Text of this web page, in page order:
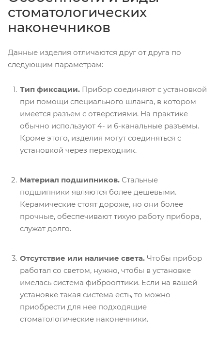
стоматологических
наконечников
Данные изделия отличаются друг от друга по
следующим параметрам:
Тип фиксации. Прибор соединяют с установкой
при помощи специального шланга, в котором
имеется разъем с отверстиями. На практике
обычно используют 4- и 6-канальные разъемы.
Кроме этого, изделия могут соединяться с
установкой через переходник.
Материал подшипников. Стальные
подшипники являются более дешевыми.
Керамические стоят дороже, но они более
прочные, обеспечивают тихую работу прибора,
служат долго.
Отсутствие или наличие света. Чтобы прибор
работал со светом, нужно, чтобы в установке
имелась система фиброоптики. Если на вашей
установке такая система есть, то можно
приобрести для нее подходящие
стоматологические наконечники.